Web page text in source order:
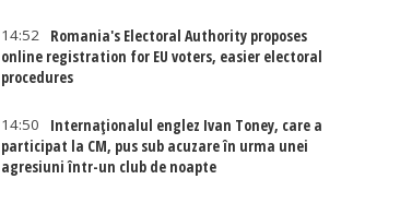
14:52
Romania's Electoral Authority proposes
online registration for EU voters, easier electoral
procedures
14:50
Internaţionalul englez Ivan Toney, care a
participat la CM, pus sub acuzare în urma unei
agresiuni într-un club de noapte